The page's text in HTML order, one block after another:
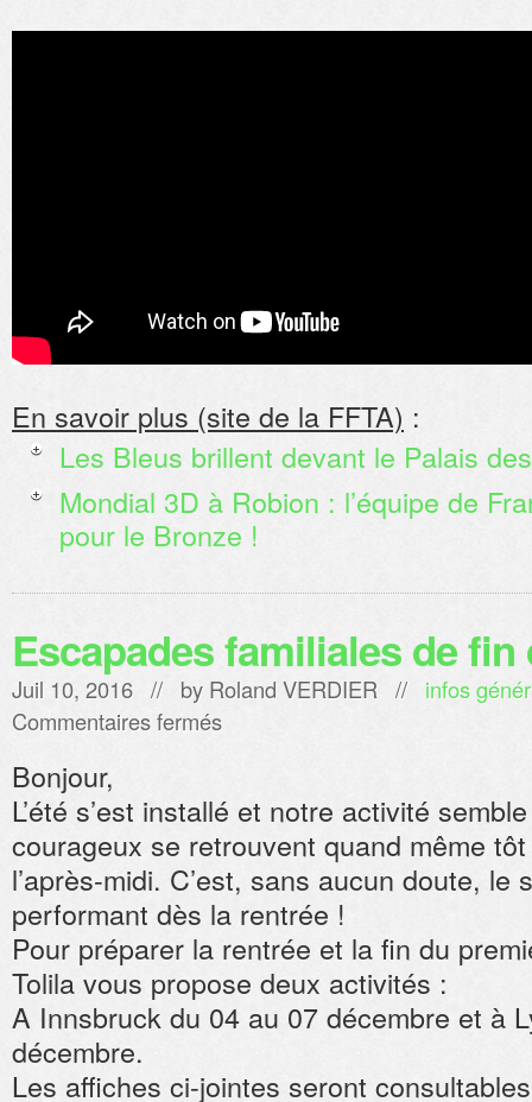
En savoir plus (site de la FFTA) :
Les Bleus brillent devant le Palais
Mondial 3D à Robion : l’équipe de
pour le Bronze !
Escapades familiales de fin
Juil 10, 2016 // by Roland VERDIER // infos
Commentaires fermésEscapades
d’année
Bonjour,
L’été s’est installé et notre activité
courageux se retrouvent quand même
l’après-midi. C’est, sans aucun doute, le
performant dès la rentrée !
Pour préparer la rentrée et la fin du
Tolila vous propose deux activités :
A Innsbruck du 04 au 07 décembre et à
décembre.
Les affiches ci-jointes seront